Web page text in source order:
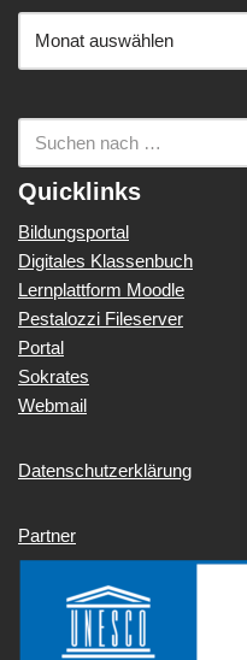
Quicklinks
Bildungsportal
Digitales Klassenbuch
Lernplattform Moodle
Pestalozzi Fileserver
Portal
Sokrates
Webmail
Datenschutzerklärung
Partner